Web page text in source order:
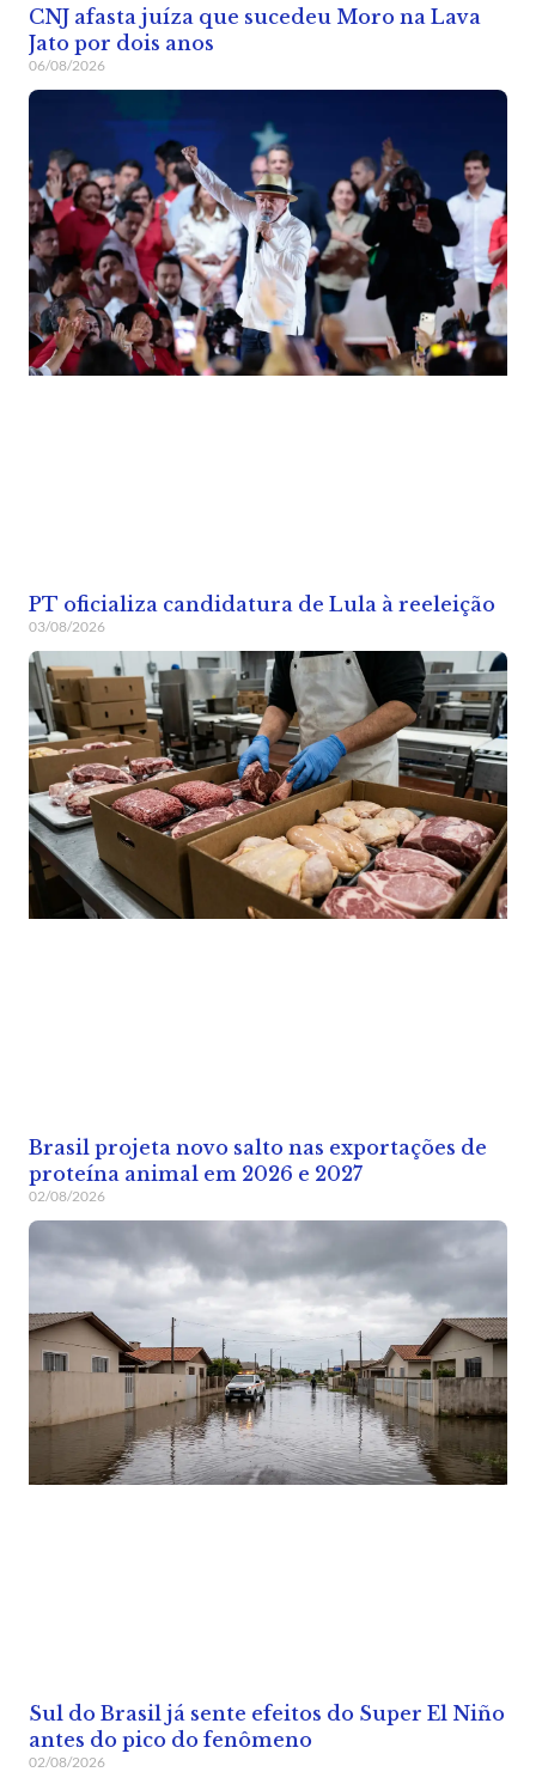
CNJ afasta juíza que sucedeu Moro na Lava
Jato por dois anos
06/08/2026
PT oficializa candidatura de Lula à reeleição
03/08/2026
Brasil projeta novo salto nas exportações de
proteína animal em 2026 e 2027
02/08/2026
Sul do Brasil já sente efeitos do Super El Niño
antes do pico do fenômeno
02/08/2026